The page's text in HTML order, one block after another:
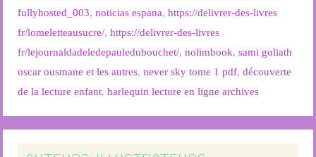
fullyhosted_003,noticias espana,https://delivrer-des-livres
fr/lomeletteausucre/,https://delivrer-des-livres
fr/lejournaldadeledepauledubouchet/,nolimbook,sami goliath
oscar ousmane et les autres,never sky tome 1 pdf,découverte
de la lecture enfant,harlequin lecture en ligne archives